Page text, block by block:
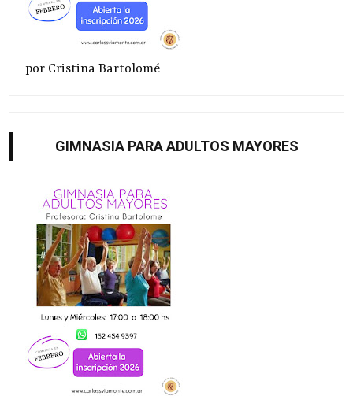
por Cristina Bartolomé
GIMNASIA PARA ADULTOS MAYORES